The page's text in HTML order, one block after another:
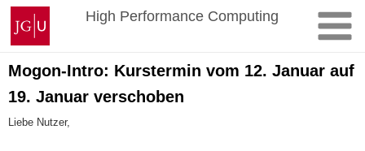
Zum
Inhalt
springen
Johannes
Gutenberg-
Universität
Mainz
High Performance Computing
Mogon-Intro: Kurstermin vom 12. Januar auf
19. Januar verschoben
Liebe Nutzer,